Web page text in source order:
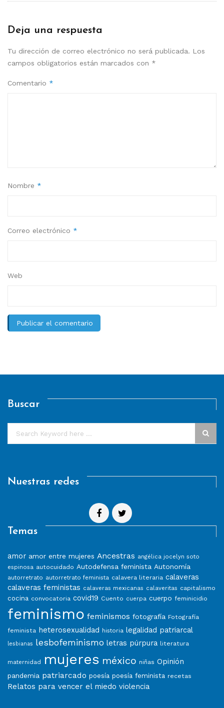
Deja una respuesta
Tu dirección de correo electrónico no será publicada. Los
campos obligatorios están marcados con *
Comentario *
Nombre *
Correo electrónico *
Web
Buscar
Nuestras redes
Temas
amor amor entre mujeres Ancestras angélica jocelyn soto
espinosa autocuidado Autodefensa feminista Autonomía
autorretrato autorretrato feminista calavera literaria calaveras
calaveras feministas calaveras mexicanas calaveritas capitalismo
cocina convocatoria covid19 Cuento cuerpa cuerpo feminicidio
feminismo feminismos fotografía Fotografía
feminista heterosexualidad historia legalidad patriarcal
lesbianas lesbofeminismo letras púrpura literatura
maternidad mujeres méxico niñas Opinión
pandemia patriarcado poesía poesía feminista recetas
Relatos para vencer el miedo violencia